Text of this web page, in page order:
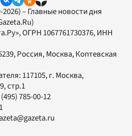
– Главные новости дня
, ОГРН 1067761730376, ИНН
Россия, Москва, Коптевская
117105, г. Москва,
стр.1
785-00-12